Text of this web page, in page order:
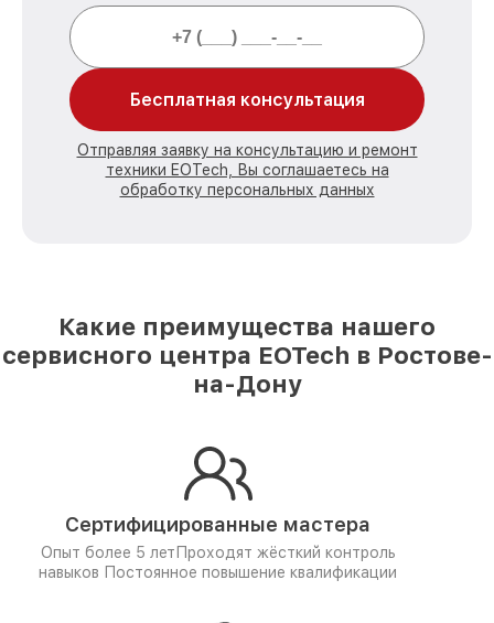
Бесплатная консультация
Отправляя заявку на консультацию и ремонт
техники EOTech, Вы соглашаетесь на
обработку персональных данных
Какие преимущества нашего
сервисного центра EOTech в Ростове-
на-Дону
Сертифицированные мастера
Опыт более 5 лет Проходят жёсткий контроль
навыков Постоянное повышение квалификации